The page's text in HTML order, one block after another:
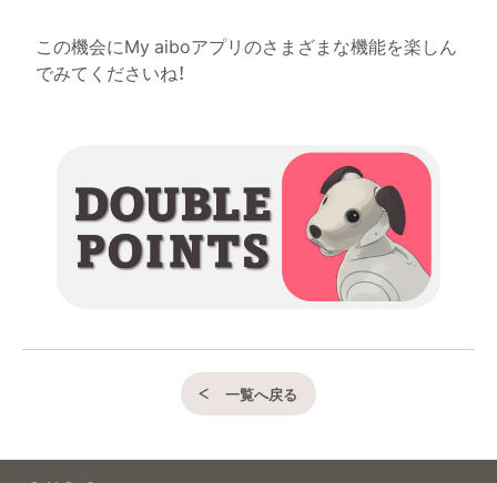
この機会にMy aiboアプリのさまざまな機能を楽しん
でみてくださいね！
一覧へ戻る